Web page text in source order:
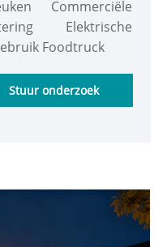
Commerciële
Elektrische
Foodtruck
Stuur onderzoek